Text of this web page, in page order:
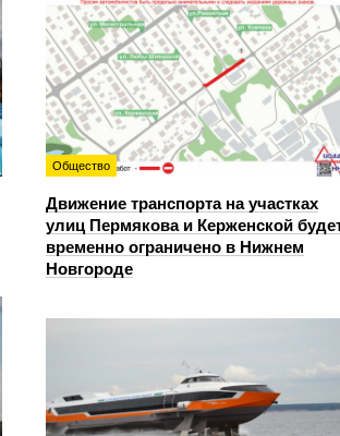
Общество
Движение транспорта на участках
улиц Пермякова и Керженской
временно ограничено в Нижнем
Новгороде